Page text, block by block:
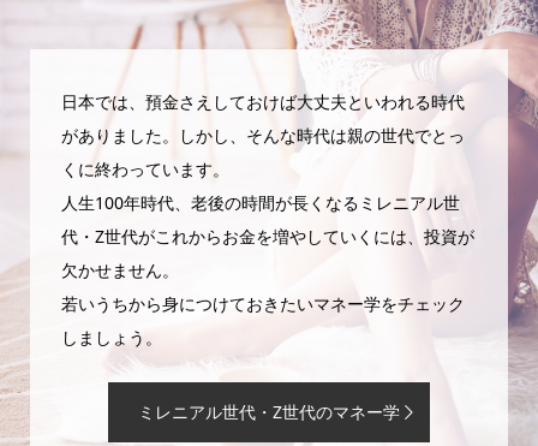
日本では、預金さえしておけば大丈夫といわれる時代
がありました。しかし、そんな時代は親の世代でとっ
くに終わっています。
人生100年時代、老後の時間が長くなるミレニアル世
代・Z世代がこれからお金を増やしていくには、投資が
欠かせません。
若いうちから身につけておきたいマネー学をチェック
しましょう。
ミレニアル世代・Z世代のマネー学